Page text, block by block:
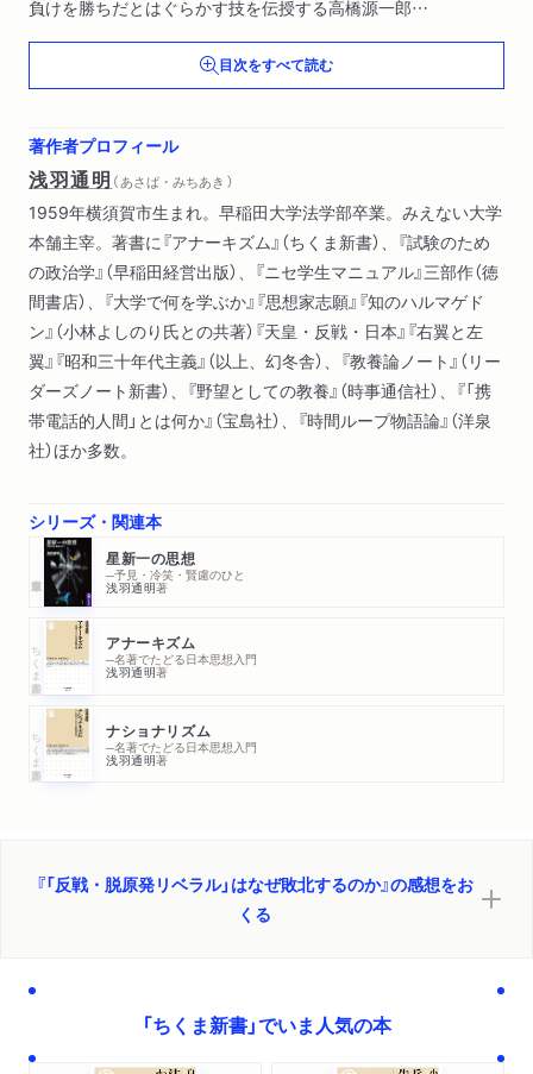
負けを勝ちだとはぐらかす技を伝授する高橋源一郎
反対デモは昭和の安保政策へ影響を与えたか？ ほか）
第３章 他者―リベラルは「ビジネス」を巻き込めるか（デモは
居心地がいい―松沢呉一氏が語る本音
デモへ行くと友だちに引かれる―初心者の退路を断つ戦略 ほ
か）
目次をすべて読む
著作者プロフィール
浅羽通明 （ あさば・みちあき ）
1959年横須賀市生まれ。早稲田大学法学部卒業。みえない大学
本舗主宰。著書に『アナーキズム』（ちくま新書）、『試験のため
の政治学』（早稲田経営出版）、『ニセ学生マニュアル』三部作（徳
間書店）、『大学で何を学ぶか』『思想家志願』『知のハルマゲド
ン』（小林よしのり氏との共著）『天皇・反戦・日本』『右翼と左
翼』『昭和三十年代主義』（以上、幻冬舎）、『教養論ノート』（リー
ダーズノート新書）、『野望としての教養』（時事通信社）、『「携
帯電話的人間」とは何か』（宝島社）、『時間ループ物語論』（洋泉
社）ほか多数。
シリーズ・関連本
星新一の思想
─予見・冷笑・賢慮のひと
浅羽通明著
ちくま新書 アナーキズム
─名著でたどる日本思想入門
浅羽通明著
ちくま新書 ナショナリズム
─名著でたどる日本思想入門
浅羽通明著
『「反戦・脱原発リベラル」はなぜ敗北するのか』の感想をお
くる
「ちくま新書」でいま人気の本